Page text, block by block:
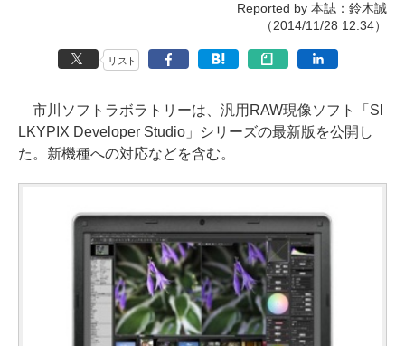
Reported by 本誌：鈴木誠
（2014/11/28 12:34）
リスト
市川ソフトラボラトリーは、汎用RAW現像ソフト「SI
LKYPIX Developer Studio」シリーズの最新版を公開し
た。新機種への対応などを含む。